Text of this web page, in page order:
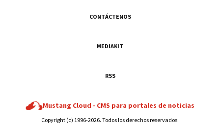
CONTÁCTENOS
MEDIAKIT
RSS
Mustang Cloud - CMS para portales de noticias
Copyright (c) 1996-2026. Todos los derechos reservados.